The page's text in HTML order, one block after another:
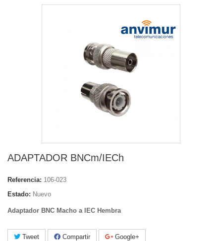
ADAPTADOR BNCm/IECh
Referencia: 106-023
Estado: Nuevo
Adaptador BNC Macho a IEC Hembra
Tweet Compartir Google+